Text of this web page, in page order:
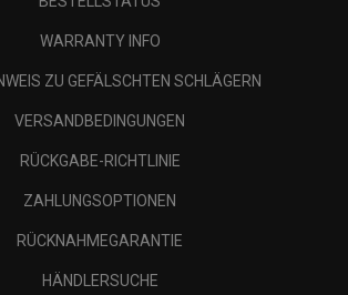
WARRANTY INFO
ZU GEFÄLSCHTEN SCHLÄGERN
VERSANDBEDINGUNGEN
RÜCKGABE-RICHTLINIE
ZAHLUNGSOPTIONEN
RÜCKNAHMEGARANTIE
HÄNDLERSUCHE